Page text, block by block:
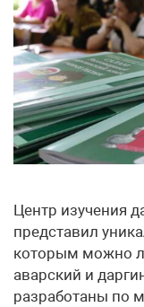
Центр изучения
представил
которым можно
аварский и
разработаны по